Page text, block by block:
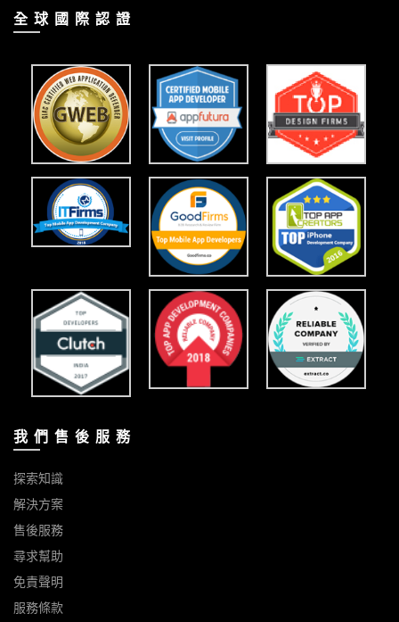
全 球 國 際 認 證
我 們 售 後 服 務
探索知識
解決方案
售後服務
尋求幫助
免責聲明
服務條款